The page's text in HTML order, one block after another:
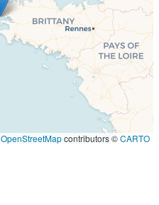
OpenStreetMapcontributors ©CARTO